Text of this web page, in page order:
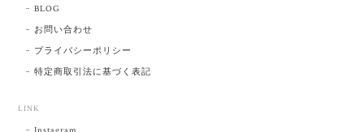
BLOG
お問い合わせ
プライバシーポリシー
特定商取引法に基づく表記
LINK